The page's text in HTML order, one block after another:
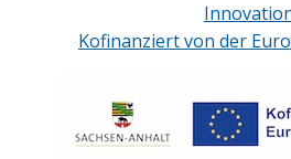
Kofinanziert von der